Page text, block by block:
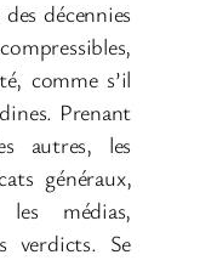
décennies
comme s’il
Prenant
autres, les
généraux,
médias,
verdicts. Se